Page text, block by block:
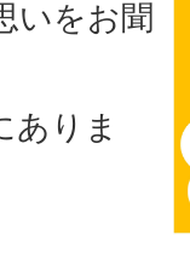
いをお聞
ありま